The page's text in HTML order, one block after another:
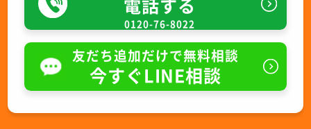
電話する
0120-76-8022
友だち追加だけで無料相談
今すぐLINE相談